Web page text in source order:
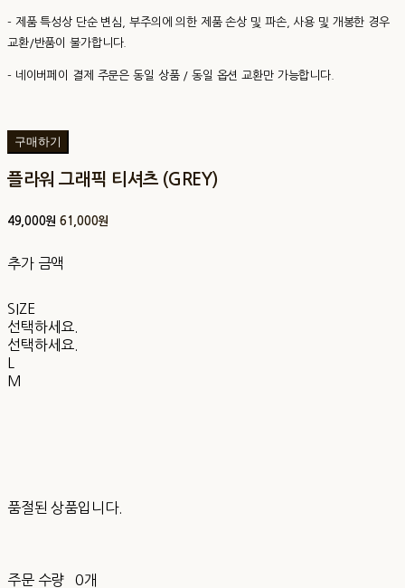
- 제품 특성상 단순 변심, 부주의에 의한 제품 손상 및 파손, 사용 및 개봉한 경우
교환/반품이 불가합니다.
- 네이버페이 결제 주문은 동일 상품 / 동일 옵션 교환만 가능합니다.
구매하기
플라워 그래픽 티셔츠 (GREY)
49,000원 61,000원
추가 금액
SIZE
선택하세요.
선택하세요.
M
품절된 상품입니다.
주문 수량
0개